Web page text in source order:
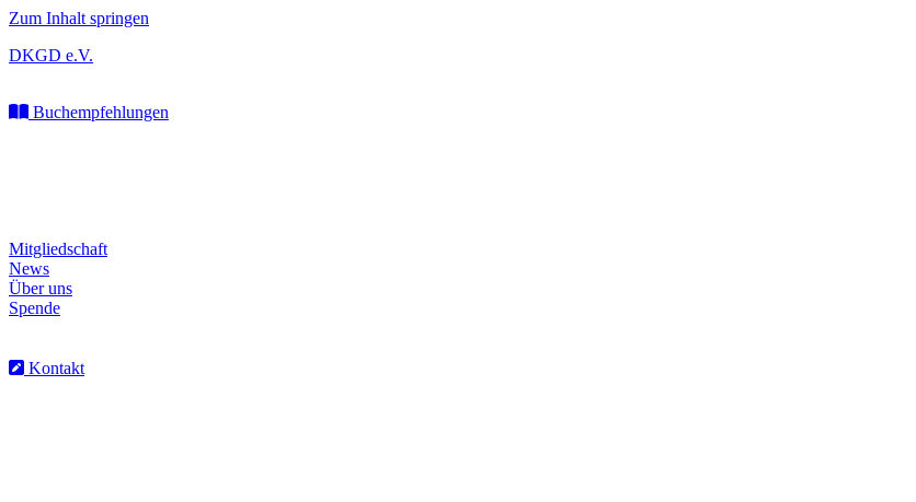
Zum Inhalt springen
DKGD e.V.
Buchempfehlungen
Mitgliedschaft
News
Über uns
Spende
Kontakt